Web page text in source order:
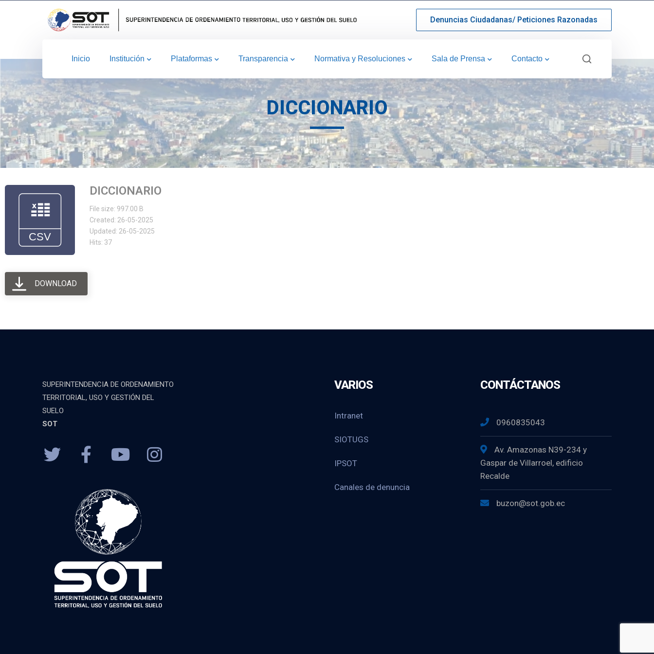
Denuncias Ciudadanas/ Peticiones Razonadas
Inicio Institución Plataformas Transparencia Normativa y Resoluciones Sala de Prensa Contacto
DICCIONARIO
DICCIONARIO
File size: 997.00 B
Created: 26-05-2025
Updated: 26-05-2025
Hits: 37
DOWNLOAD
SUPERINTENDENCIA DE ORDENAMIENTO
TERRITORIAL, USO Y GESTIÓN DEL
SUELO
SOT
VARIOS
Intranet
SIOTUGS
IPSOT
Canales de denuncia
CONTÁCTANOS
0960835043
Av. Amazonas N39-234 y
Gaspar de Villarroel, edificio
Recalde
buzon@sot.gob.ec